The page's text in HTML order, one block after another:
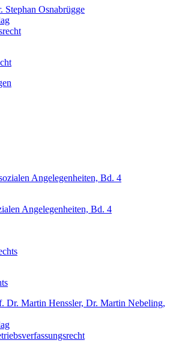
Stephan Osnabrügge
Angelegenheiten, Bd. 4
Dr. Martin Henssler, Dr. Martin Nebeling,